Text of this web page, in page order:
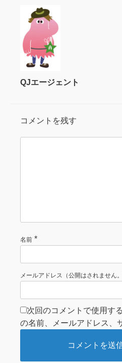
QJエージェント
コメントを残す
名前 *
メールアドレス（公開はされません。
次回のコメントで使用す
の名前、メールアドレス、